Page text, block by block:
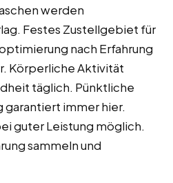
werden
Festes Zustellgebiet für
nach Erfahrung
Körperliche Aktivität
täglich. Pünktliche
garantiert immer hier.
guter Leistung möglich.
sammeln und